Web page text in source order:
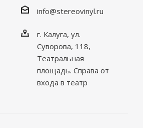
info@stereovinyl.ru
г. Калуга, ул.
Суворова, 118,
Театральная
площадь. Справа от
входа в театр